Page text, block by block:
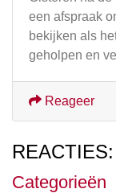
Categorieën
een afspraak
bekijken als
geholpen en
Reageer
REACTIES: